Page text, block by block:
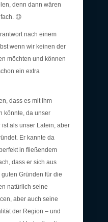
denn dann wären
😉
nach einem
wenn wir keinen der
möchten und können
ein extra
dass es mit ihm
könnte, da unser
als unser Latein, aber
Er kannte da
in fließendem
dass er sich aus
Gründen für die
natürlich seine
aber auch seine
der Region – und